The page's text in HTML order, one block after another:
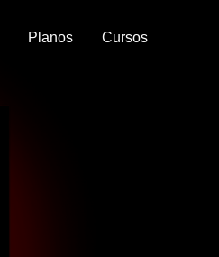
Planos Cursos